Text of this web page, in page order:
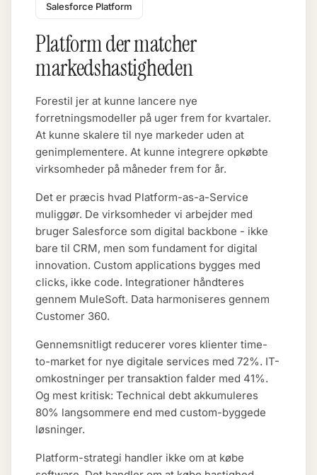
Salesforce Platform
Platform der matcher
markedshastigheden
Forestil jer at kunne lancere nye
forretningsmodeller på uger frem for kvartaler.
At kunne skalere til nye markeder uden at
genimplementere. At kunne integrere opkøbte
virksomheder på måneder frem for år.
Det er præcis hvad Platform-as-a-Service
muliggør. De virksomheder vi arbejder med
bruger Salesforce som digital backbone - ikke
bare til CRM, men som fundament for digital
innovation. Custom applications bygges med
clicks, ikke code. Integrationer håndteres
gennem MuleSoft. Data harmoniseres gennem
Customer 360.
Gennemsnitligt reducerer vores klienter time-
to-market for nye digitale services med 72%. IT-
omkostninger per transaktion falder med 41%.
Og mest kritisk: Technical debt akkumuleres
80% langsommere end med custom-byggede
løsninger.
Platform-strategi handler ikke om at købe